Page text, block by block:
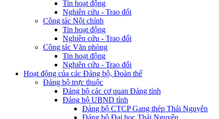
Tin hoạt động
Nghiên cứu - Trao đổi
Công tác Nội chính
Tin hoạt động
Nghiên cứu - Trao đổi
Công tác Văn phòng
Tin hoạt động
Nghiên cứu - Trao đổi
Hoạt động của các Đảng bộ, Đoàn thể
Đảng bộ trực thuộc
Đảng bộ các cơ quan Đảng tỉnh
Đảng bộ UBND tỉnh
Đảng bộ CTCP Gang thép Thái Nguyên
Đảng bộ Đại học Thái Nguyên